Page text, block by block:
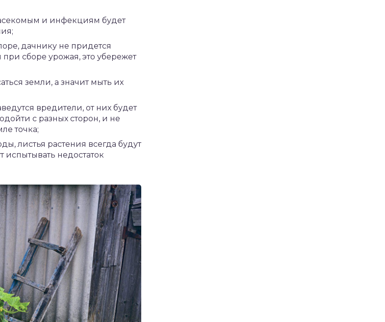
и инфекциям будет
дачнику не придется
сборе урожая, это убережет
земли, а значит мыть их
вредители, от них будет
с разных сторон, и не
точка;
листья растения всегда будут
испытывать недостаток